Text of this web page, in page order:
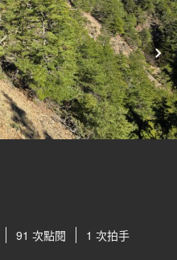
91 次點閱 1 次拍手